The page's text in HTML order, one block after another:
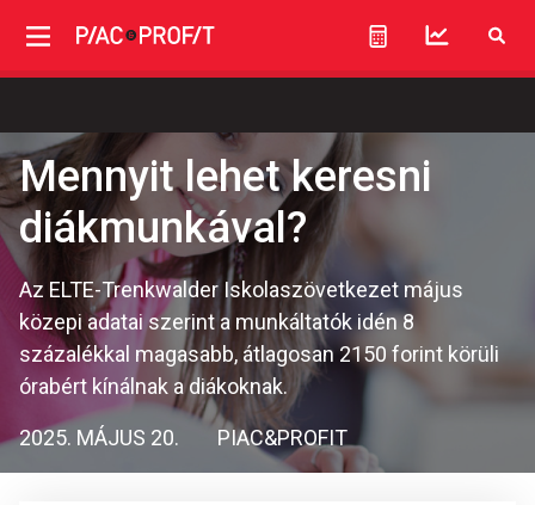
Mennyit lehet keresni
diákmunkával?
Az ELTE-Trenkwalder Iskolaszövetkezet május
közepi adatai szerint a munkáltatók idén 8
százalékkal magasabb, átlagosan 2150 forint körüli
órabért kínálnak a diákoknak.
2025. MÁJUS 20. PIAC&PROFIT